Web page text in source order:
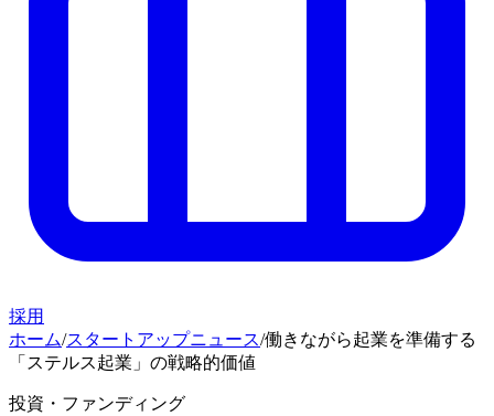
採用
ホーム/スタートアップニュース/働きながら起業を準備する
「ステルス起業」の戦略的価値
投資・ファンディング